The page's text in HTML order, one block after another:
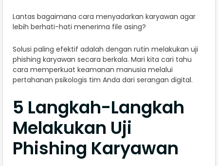
Lantas bagaimana cara menyadarkan karyawan agar
lebih berhati-hati menerima file asing?
Solusi paling efektif adalah dengan rutin melakukan uji
phishing karyawan secara berkala. Mari kita cari tahu
cara memperkuat keamanan manusia melalui
pertahanan psikologis tim Anda dari serangan digital.
5 Langkah-Langkah
Melakukan Uji
Phishing Karyawan